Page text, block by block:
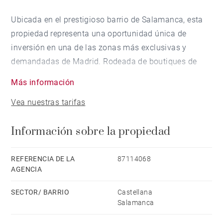
Ubicada en el prestigioso barrio de Salamanca, esta
propiedad representa una oportunidad única de
inversión en una de las zonas más exclusivas y
demandadas de Madrid. Rodeada de boutiques de
una revalorización constante, siendo especialmente
excelente conexión con transporte público y las
incrementando el atractivo tanto para residentes
como para arrendatarios.
La propiedad, de 191 m² con gran potencial de
Más información
Vea nuestras tarifas
Información sobre la propiedad
REFERENCIA DE LA
AGENCIA
87114068
SECTOR/ BARRIO
Castellana
Salamanca